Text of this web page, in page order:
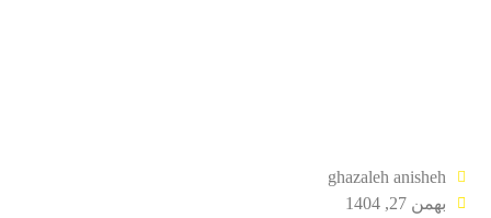
ghazaleh anisheh
بهمن 27, 1404